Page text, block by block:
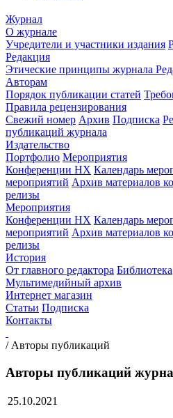
Журнал
О журнале
Учредители и участники издания
Редакция
Этические принципы журнала
Авторам
Порядок публикации статей
Правила рецензирования
Свежий номер Архив Подписка
публикаций журнала
Издательство
Портфолио Мероприятия
Конференции НХ Календарь
мероприятий Архив материалов
релизы
Мероприятия
Конференции НХ Календарь
мероприятий Архив материалов
релизы
История
От главного редактора Библиотека
Мультимедийный архив
Интернет магазин
Статьи Подписка
Контакты
/ Авторы публикаций
Авторы публикаций
25.10.2021